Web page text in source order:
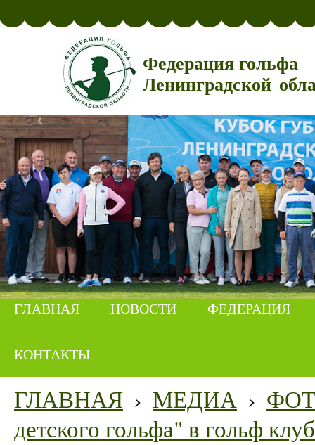
Федерация гольфа
Ленинградской
ГЛАВНАЯ НОВОСТИ ФЕДЕРАЦИЯ
КОНТАКТЫ
ГЛАВНАЯ › МЕДИА ›
детского гольфа" в гольф